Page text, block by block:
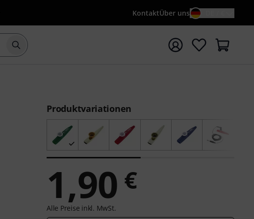
KontaktÜber uns
Suche mit Suchwort {searchTerm} starten
Produktvariationen
1,90 €
Alle Preise inkl. MwSt.